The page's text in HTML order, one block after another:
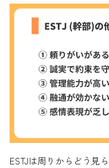
ESTJは周りからどう見